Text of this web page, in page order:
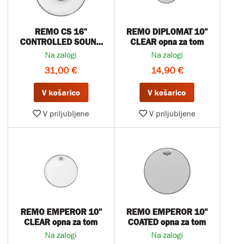
REMO CS 16''
CONTROLLED SOUND
clear opna za tom
Na zalogi
31,00 €
V košarico
V priljubljene
REMO DIPLOMAT 10"
CLEAR opna za tom
Na zalogi
14,90 €
V košarico
V priljubljene
REMO EMPEROR 10''
CLEAR opna za tom
Na zalogi
REMO EMPEROR 10''
COATED opna za tom
Na zalogi